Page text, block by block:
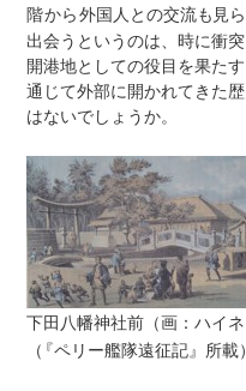
階から外国人との交流も見
出会うというのは、時に衝
開港地としての役目を果た
通じて外部に開かれてきた
はないでしょうか。
下田八幡神社前（画：ハイネ
『ペリー艦隊遠征記』所載）